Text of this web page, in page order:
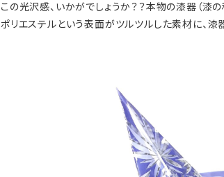
この光沢感、いかがでしょうか？？本物の漆器（漆
ポリエステルという表面がツルツルした素材に、